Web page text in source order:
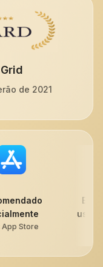
de 2021
Escolha dos
usuários 2022
Uptodown